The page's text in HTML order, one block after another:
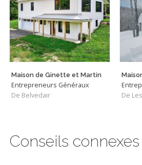
Maison de Ginette et Martin
Entrepreneurs Généraux
De Belvedair
Conseils connexes